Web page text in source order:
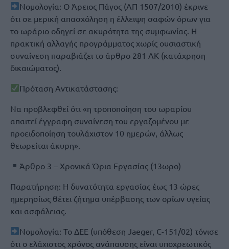
Νομολογία: Ο Άρειος Πάγος (ΑΠ 1507/2010) έκρινε
ότι σε μερική απασχόληση η έλλειψη σαφών όρων για
το ωράριο οδηγεί σε ακυρότητα της συμφωνίας. Η
πρακτική αλλαγής προγράμματος χωρίς ουσιαστική
συναίνεση παραβιάζει το άρθρο 281 ΑΚ (κατάχρηση
δικαιώματος).
Πρόταση Αντικατάστασης:
Να προβλεφθεί ότι «η τροποποίηση του ωραρίου
απαιτεί έγγραφη συναίνεση του εργαζομένου με
προειδοποίηση τουλάχιστον 10 ημερών, άλλως
θεωρείται άκυρη».
Άρθρο 3 – Χρονικά Όρια Εργασίας (13ωρο)
Παρατήρηση: Η δυνατότητα εργασίας έως 13 ώρες
ημερησίως θέτει ζήτημα υπέρβασης των ορίων υγείας
και ασφάλειας.
Νομολογία: Το ΔΕΕ (υπόθεση Jaeger, C-151/02) τόνισε
ότι ο ελάχιστος χρόνος ανάπαυσης είναι υποχρεωτικός